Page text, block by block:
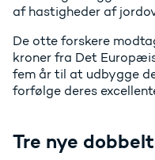
af hastigheder af
De otte forskere
kroner fra Det
fem år til at udbygge
forfølge deres
Tre nye